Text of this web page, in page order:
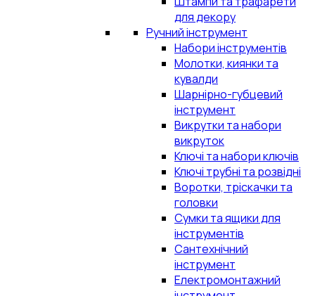
для декору
Ручний інструмент
Набори інструментів
Молотки, киянки та
кувалди
Шарнірно-губцевий
інструмент
Викрутки та набори
викруток
Ключі та набори ключів
Ключі трубні та розвідні
Воротки, тріскачки та
головки
Сумки та ящики для
інструментів
Сантехнічний
інструмент
Електромонтажний